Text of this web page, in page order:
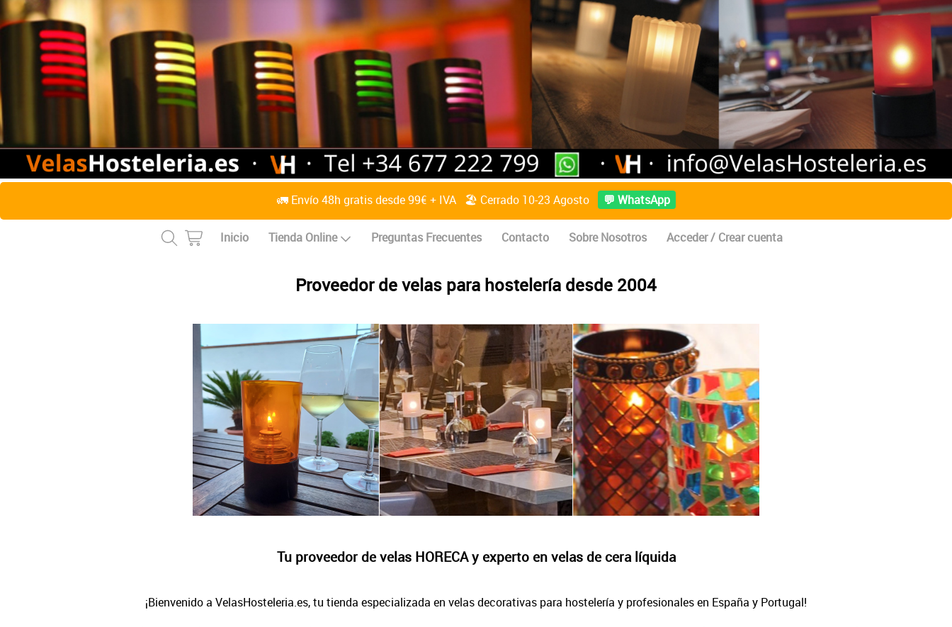
🚛 Envío 48h gratis desde 99€ + IVA 🏖️ Cerrado 10-23 Agosto 💬 WhatsApp
Inicio Tienda Online Preguntas Frecuentes Contacto Sobre Nosotros Acceder / Crear cuenta
Proveedor de velas para hostelería desde 2004
Tu proveedor de velas HORECA y experto en velas de cera líquida
¡Bienvenido a VelasHosteleria.es, tu tienda especializada en velas decorativas para hostelería y profesionales en España y Portugal!